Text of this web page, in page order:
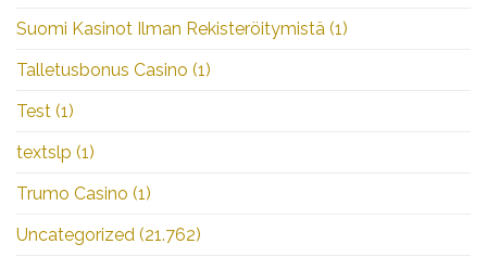
Suomi Kasinot Ilman Rekisteröitymistä (1)
Talletusbonus Casino (1)
Test (1)
textslp (1)
Trumo Casino (1)
Uncategorized (21.762)